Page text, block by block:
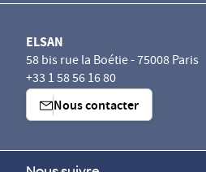
ELSAN
58 bis rue la Boétie - 75008 Paris
+33 1 58 56 16 80
Nous contacter